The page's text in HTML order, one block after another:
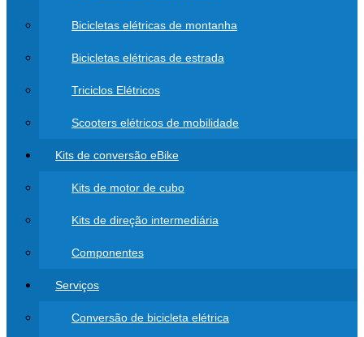
Bicicletas elétricas de montanha
Bicicletas elétricas de estrada
Triciclos Elétricos
Scooters elétricos de mobilidade
Kits de conversão eBike
Kits de motor de cubo
Kits de direção intermediária
Componentes
Serviços
Conversão de bicicleta elétrica